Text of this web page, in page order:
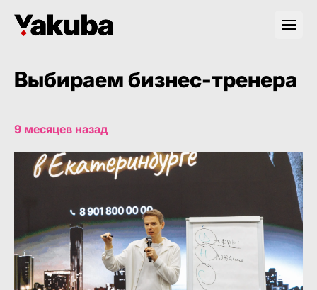
Выбираем бизнес-тренера
9 месяцев назад